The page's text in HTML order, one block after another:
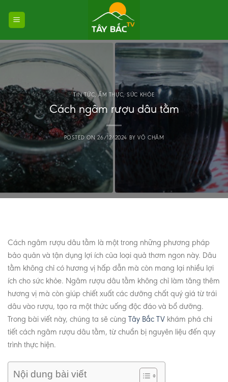
TIN TỨC,ẨM THỰC,SỨC KHỎE
Cách ngâm rượu dâu tằm
POSTED ON26/12/2024 BYVÕ CHÂM
Cách ngâm rượu dâu tằm là một trong những phương pháp
bảo quản và tận dụng lợi ích của loại quả thơm ngon này. Dâu
tằm không chỉ có hương vị hấp dẫn mà còn mang lại nhiều lợi
ích cho sức khỏe. Ngâm rượu dâu tằm không chỉ làm tăng thêm
hương vị mà còn giúp chiết xuất các dưỡng chất quý giá từ trái
dâu vào rượu, tạo ra một thức uống độc đáo và bổ dưỡng.
Trong bài viết này, chúng ta sẽ cùng Tây Bắc TV khám phá chi
tiết cách ngâm rượu dâu tằm, từ chuẩn bị nguyên liệu đến quy
trình thực hiện.
Nội dung bài viết